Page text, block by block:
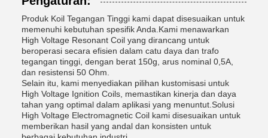
Produk Koil Tegangan Tinggi kami dapat disesuaikan untuk
memenuhi kebutuhan spesifik Anda.Kami menawarkan
High Voltage Resonant Coil yang dirancang untuk
beroperasi secara efisien dalam catu daya dan trafo
tegangan tinggi, dengan berat 150g, arus nominal 0,5A,
dan resistensi 50 Ohm.
Selain itu, kami menyediakan pilihan kustomisasi untuk
High Voltage Ignition Coils, memastikan kinerja dan daya
tahan yang optimal dalam aplikasi yang menuntut.Solusi
High Voltage Electromagnetic Coil kami disesuaikan untuk
memberikan hasil yang andal dan konsisten untuk